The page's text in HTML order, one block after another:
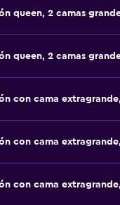
queen, 2 camas
queen, 2 camas
con cama
con cama
con cama